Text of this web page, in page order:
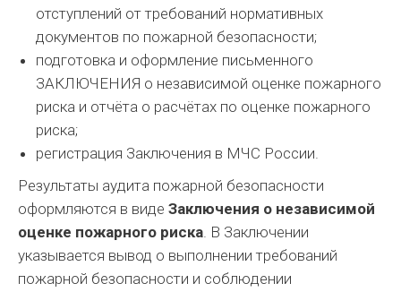
отступлений от требований нормативных
документов по пожарной безопасности;
подготовка и оформление письменного
ЗАКЛЮЧЕНИЯ о независимой оценке пожарного
риска и отчёта о расчётах по оценке пожарного
риска;
регистрация Заключения в МЧС России.
Результаты аудита пожарной безопасности
оформляются в виде Заключения о независимой
оценке пожарного риска. В Заключении
указывается вывод о выполнении требований
пожарной безопасности и соблюдении